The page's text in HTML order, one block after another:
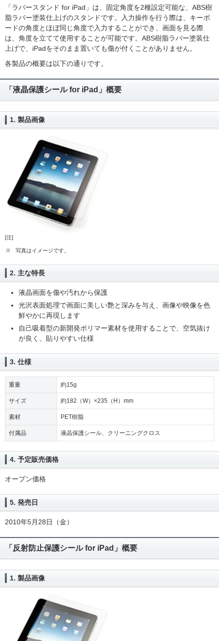
「ラバースタンド for iPad」は、固定角度を2種設定可能な、ABS樹
脂ラバー塗装仕上げのスタンドです。入力操作を行う際は、キーボ
ードの角度とほぼ同じ角度で入力することができ、画面を見る際
は、角度を立てて使用することが可能です。ABS樹脂ラバー塗装仕
上げで、iPadをそのまま置いても傷が付くことがありません。
各製品の概要は以下の通りです。
「液晶保護シール for iPad」概要
1. 製品画像
[注]
※ 写真はイメージです。
2. 主な特長
液晶画面を傷や汚れから保護
光沢表面処理で画面に美しい艶と深みを与え、画像や映像を色
鮮やかに再現します
自己吸着型の新開発ポリマー素材を使用することで、空気抜け
が良く、貼りやすい仕様
3. 仕様
重量 約15g
サイズ 約182（W）×235（H）mm
素材 PET樹脂
付属品 液晶保護シール、クリーニングクロス
4. 予定販売価格
オープン価格
5. 発売日
2010年5月28日（金）
「反射防止保護シール for iPad」概要
1. 製品画像